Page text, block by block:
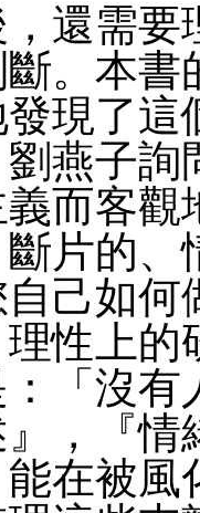
還需要
。本書
現了這
燕子詢
而客觀
片的、
己如何
性上的
「沒有
，『情
在被風